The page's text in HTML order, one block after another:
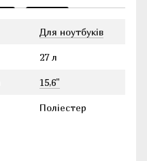
Для ноутбуків
27 л
15,6"
Поліестер